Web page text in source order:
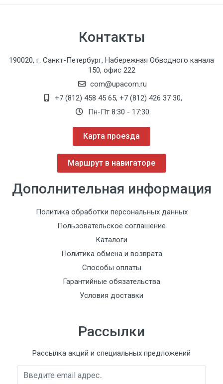
Контакты
190020, г. Санкт-Петербург, Набережная Обводного канала
150, офис 222
com@upacom.ru
+7 (812) 458 45 65, +7 (812) 426 37 30,
Пн-Пт 8:30 - 17:30
Карта проезда
Маршрут в навигаторе
Дополнительная информация
Политика обработки персональных данных
Пользовательское соглашение
Каталоги
Политика обмена и возврата
Способы оплаты
Гарантийные обязательства
Условия доставки
Рассылки
Рассылка акций и специальных предложений